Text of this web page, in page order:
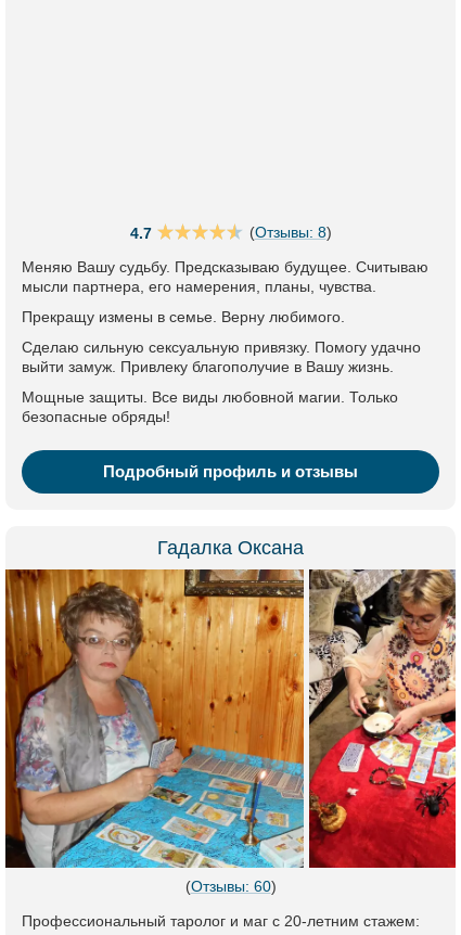
4.7 (Отзывы: 8)
Меняю Вашу судьбу. Предсказываю будущее. Считываю
мысли партнера, его намерения, планы, чувства.
Прекращу измены в семье. Верну любимого.
Сделаю сильную сексуальную привязку. Помогу удачно
выйти замуж. Привлеку благополучие в Вашу жизнь.
Мощные защиты. Все виды любовной магии. Только
безопасные обряды!
Подробный профиль и отзывы
Гадалка Оксана
(Отзывы: 60)
Профессиональный таролог и маг с 20-летним стажем: